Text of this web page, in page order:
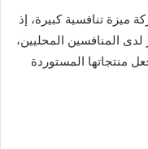
ميزة تنافسية كبيرة، إذ
المنافسين المحليين،
منتجاتها المستوردة